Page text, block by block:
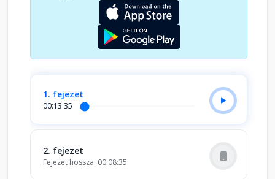
1. fejezet
00:13:35
2. fejezet
Fejezet hossza: 00:08:35